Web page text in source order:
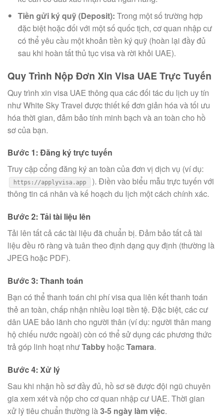
Tiền gửi ký quỹ (Deposit): Trong một số trường hợp
đặc biệt hoặc đối với một số quốc tịch, cơ quan nhập cư
có thể yêu cầu một khoản tiền ký quỹ (hoàn lại đầy đủ
sau khi hoàn tất thủ tục visa và rời khỏi UAE).
Quy Trình Nộp Đơn Xin Visa UAE Trực Tuyến
Quy trình xin visa UAE thông qua các đối tác du lịch uy tín
như White Sky Travel được thiết kế đơn giản hóa và tối ưu
hóa thời gian, đảm bảo tính minh bạch và an toàn cho hồ
sơ của bạn.
Bước 1: Đăng ký trực tuyến
Truy cập cổng đăng ký an toàn của đơn vị dịch vụ (ví dụ:
https://applyvisa.app
). Điền vào biểu mẫu trực tuyến với
thông tin cá nhân và kế hoạch du lịch một cách chính xác.
Bước 2: Tải tài liệu lên
Tải lên tất cả các tài liệu đã chuẩn bị. Đảm bảo tất cả tài
liệu đều rõ ràng và tuân theo định dạng quy định (thường là
JPEG hoặc PDF).
Bước 3: Thanh toán
Bạn có thể thanh toán chi phí visa qua liên kết thanh toán
thẻ an toàn, chấp nhận nhiều loại tiền tệ. Đặc biệt, các cư
dân UAE bảo lãnh cho người thân (ví dụ: người thân mang
hộ chiếu nước ngoài) còn có thể sử dụng các phương thức
trả góp linh hoạt nhưTabby hoặcTamara.
Bước 4: Xử lý
Sau khi nhận hồ sơ đầy đủ, hồ sơ sẽ được đội ngũ chuyên
gia xem xét và nộp cho cơ quan nhập cư UAE. Thời gian
xử lý tiêu chuẩn thường là3-5 ngày làm việc.